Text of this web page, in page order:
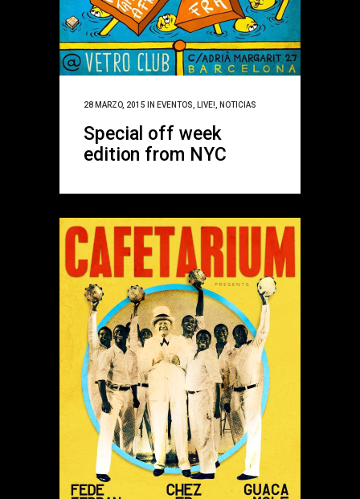
28 MARZO, 2015 IN EVENTOS LIVE! NOTICIAS
Special off week
edition from NYC